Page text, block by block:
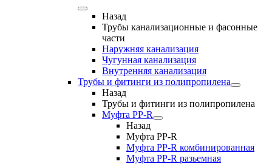
Назад
Трубы канализационные и фасонные
части
Наружняя канализация
Чугунная канализация
Внутренняя канализация
Трубы и фитинги из полипропилена
Назад
Трубы и фитинги из полипропилена
Муфта PP-R
Назад
Муфта PP-R
Муфта РР-R комбинированная
Муфта РР-R разьемная